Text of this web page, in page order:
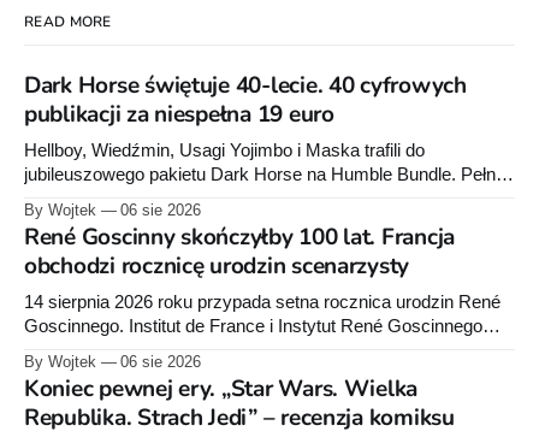
READ MORE
Dark Horse świętuje 40-lecie. 40 cyfrowych
publikacji za niespełna 19 euro
Hellboy, Wiedźmin, Usagi Yojimbo i Maska trafili do
jubileuszowego pakietu Dark Horse na Humble Bundle. Pełny
euro. Oferta kończy się 13 sierpnia.
By Wojtek 06 sie 2026
René Goscinny skończyłby 100 lat. Francja
obchodzi rocznicę urodzin scenarzysty
14 sierpnia 2026 roku przypada setna rocznica urodzin René
Goscinnego. Institut de France i Instytut René Goscinnego
Ory’ego i Catel.
By Wojtek 06 sie 2026
Koniec pewnej ery. „Star Wars. Wielka
Republika. Strach Jedi” – recenzja komiksu